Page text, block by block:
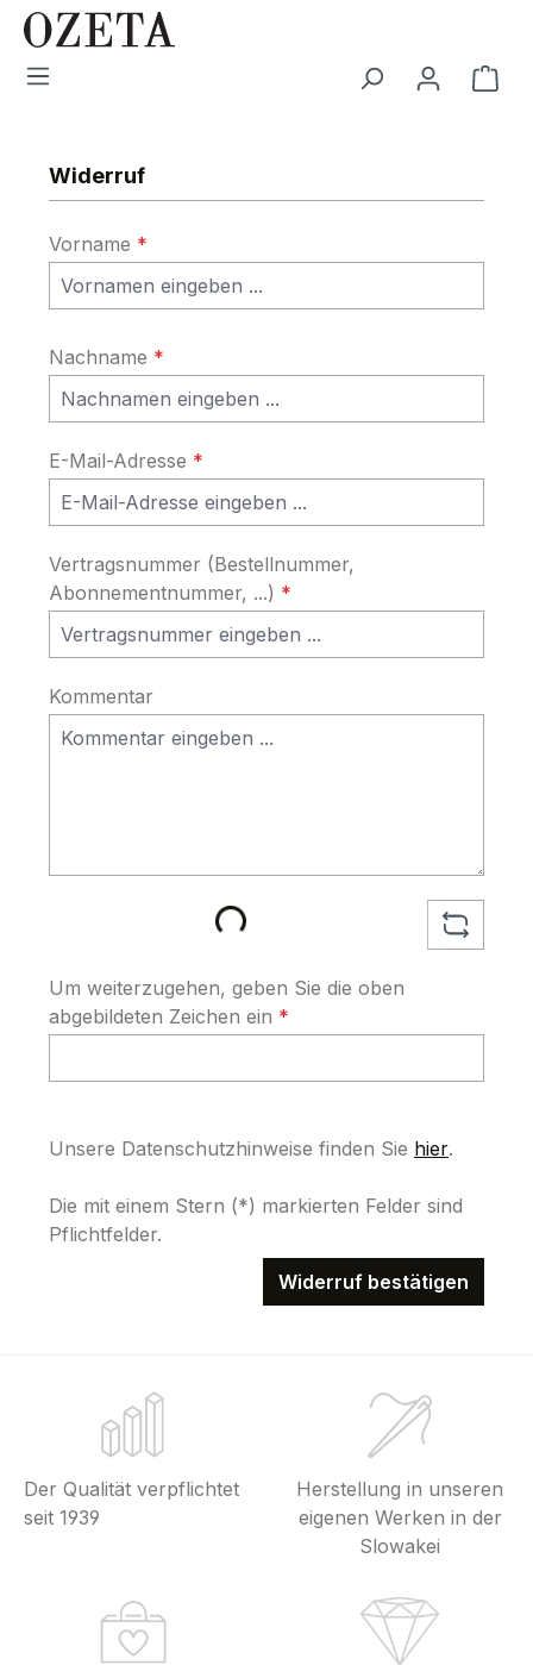
Zum Hauptinhalt springen
Widerruf
Vorname *
Nachname *
E-Mail-Adresse *
Vertragsnummer (Bestellnummer,
Abonnementnummer, ...) *
Kommentar
Loading...
Um weiterzugehen, geben Sie die oben
abgebildeten Zeichen ein *
Unsere Datenschutzhinweise finden Sie hier.
Die mit einem Stern (*) markierten Felder sind
Pflichtfelder.
Widerruf bestätigen
Der Qualität verpflichtet
seit 1939
Herstellung in unseren
eigenen Werken in der
Slowakei